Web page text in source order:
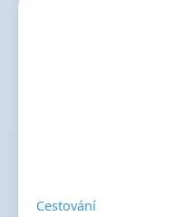
Cestování